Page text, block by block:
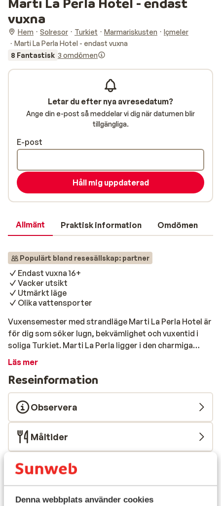
Denna webbplats använder cookies
vuxna
Hem Solresor Turkiet Marmariskusten
Içmeler
Marti La Perla Hotel - endast vuxna
8 Fantastisk 3 omdömen
Allmänt Praktisk information Omdömen
Populärt bland resesällskap: partner
Endast vuxna 16+
Vacker utsikt
Utmärkt läge
Olika vattensporter
Vuxensemester med strandläge Marti La Perla Hotel är
för dig som söker lugn, bekvämlighet och vuxentid i
soliga Turkiet. Marti La Perla ligger i den charmiga
badorten Içmeler – en plats som bjuder på vacker
vanliga. Här bor du direkt vid havet, bara en kort
promenad från centrum. Perfekt för par eller vänner
som vill njuta av kvalitetstid tillsammans. Strand & pool
Hotellet har ett fantastiskt läge precis vid stranden, så
du kan börja varje dag med ett dopp i havet. Vill du
hellre ta det lugnt bland grönska? Då väntar poolen,
omgiven av en lummig trädgård – en riktig oas för
avkoppling. Mat & dryck All inclusive ingår i vistelsen –
så du kan njuta av alla måltider, snacks och drycker
utan att tänka på plånboken. Det är bara att slappna av
och låta semesterkänslan ta över, från frukost till
Läs mer
Reseinformation
Observera
Måltider
Flygresan
Hållbarhetscertifierad
Letar du efter nya avresedatum?
Ange din e-post så meddelar vi dig när datumen blir
tillgängliga.
E-post
Håll mig uppdaterad